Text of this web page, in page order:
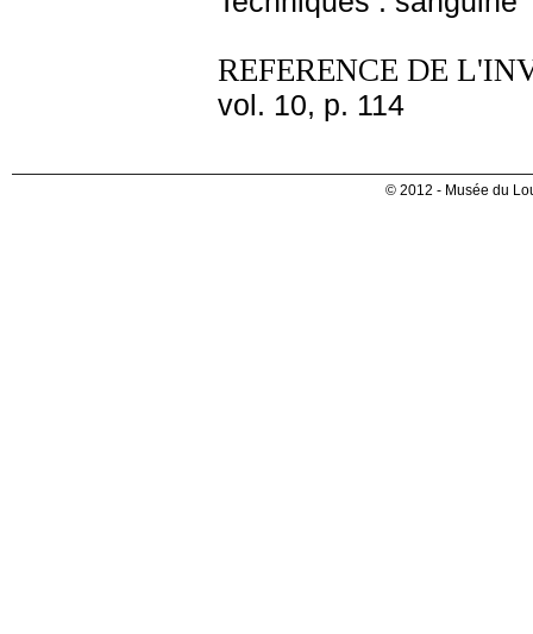
REFERENCE DE
vol. 10, p. 114
© 2012 - Musée du